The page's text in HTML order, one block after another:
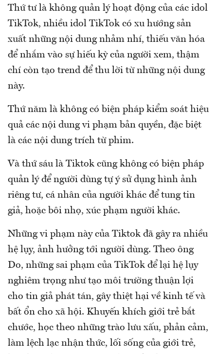
Thứ tư là không quản lý hoạt động của các idol
TikTok, nhiều idol TikTok có xu hướng sản
xuất những nội dung nhảm nhí, thiếu văn hóa
để nhắm vào sự hiếu kỳ của người xem, thậm
chí còn tạo trend để thu lời từ những nội dung
này.
Thứ năm là không có biện pháp kiểm soát hiệu
quả các nội dung vi phạm bản quyền, đặc biệt
là các nội dung trích từ phim.
Và thứ sáu là Tiktok cũng không có biện pháp
quản lý để người dùng tự ý sử dụng hình ảnh
riêng tư, cá nhân của người khác để tung tin
giả, hoặc bôi nhọ, xúc phạm người khác.
Những vi phạm này của Tiktok đã gây ra nhiều
hệ lụy, ảnh hưởng tới người dùng. Theo ông
Do, những sai phạm của TikTok để lại hệ lụy
nghiêm trọng như tạo môi trường thuận lợi
cho tin giả phát tán, gây thiệt hại về kinh tế và
bất ổn cho xã hội. Khuyến khích giới trẻ bắt
chước, học theo những trào lưu xấu, phản cảm,
làm lệch lạc nhận thức, lối sống của giới trẻ,